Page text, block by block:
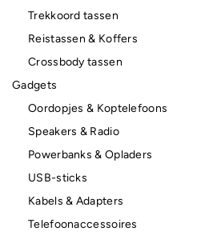
Trekkoord tassen
Reistassen & Koffers
Crossbody tassen
Gadgets
Oordopjes & Koptelefoons
Speakers & Radio
Powerbanks & Opladers
USB-sticks
Kabels & Adapters
Telefoonaccessoires